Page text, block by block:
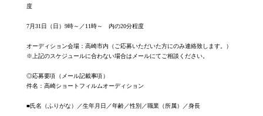
度
7月31日（日）9時～／11時～ 内の20分程度
オーディション会場：高崎市内（ご応募いただいた方にのみ連絡致します。）
※上記のスケジュールに合わない場合はメールにてご相談ください。
◎応募要項（メール記載事項）
件名：高崎ショートフィルムオーディション
■氏名（ふりがな）／生年月日／年齢／性別／職業（所属）／身長